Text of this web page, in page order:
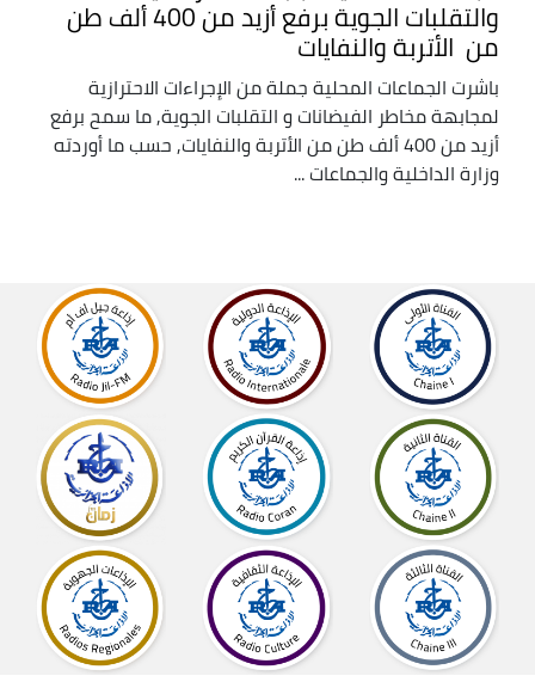
والتقلبات الجوية برفع أزيد من 400 ألف طن
من الأتربة والنفايات
باشرت الجماعات المحلية جملة من الإجراءات الاحترازية
لمجابهة مخاطر الفيضانات و التقلبات الجوية, ما سمح برفع
أزيد من 400 ألف طن من الأتربة والنفايات, حسب ما أوردته
وزارة الداخلية والجماعات ...